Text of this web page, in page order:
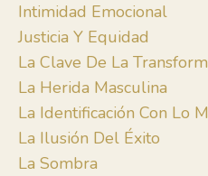
Intimidad Emocional
Justicia Y Equidad
La Clave De La
La Herida Masculina
La Identificación Con Lo
La Ilusión Del Éxito
La Sombra